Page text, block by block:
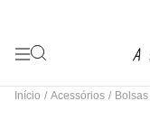
Início / Acessórios / Bolsas